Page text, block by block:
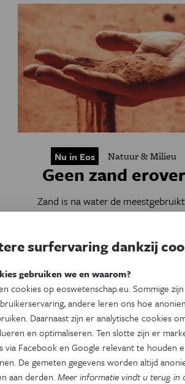
Nu in Eos Natuur & Milieu
Geen zand erover
Zand is na water de
grondstof ter wereld. Het is zo
stilstaan, maar zandwinning is met
ter wereld.
DoorRaf Scheers
surfervaring dankzij
gebruiken we en waarom?
cookies op eoswetenschap.eu. Sommige
andere leren ons hoe
Daarnaast zijn er analytische cookies
en optimaliseren. Ten slotte zijn er
via Facebook en Google relevant te houden
De gemeten gegevens worden altijd
aan derden.Meer informatie vindt u terug in